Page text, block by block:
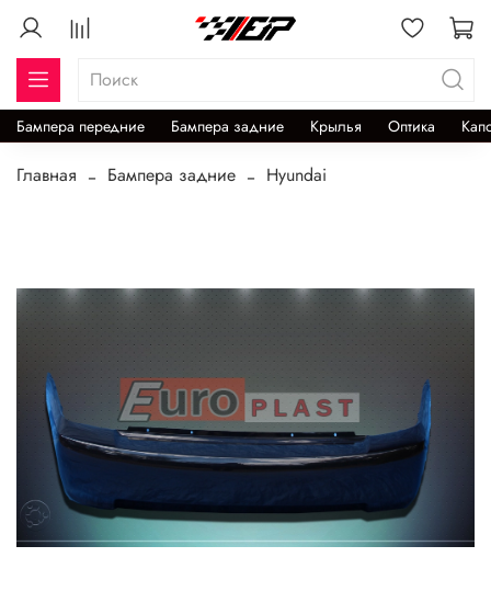
Бампера передние Бампера задние Крылья Оптика
Главная Бампера задние Hyundai